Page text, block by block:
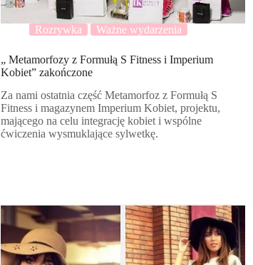
Rozrywka Ważne wydarzenia
„ Metamorfozy z Formułą S Fitness i Imperium
Kobiet” zakończone
Za nami ostatnia część Metamorfoz z Formułą S
Fitness i magazynem Imperium Kobiet, projektu,
mającego na celu integrację kobiet i wspólne
ćwiczenia wysmuklające sylwetkę.